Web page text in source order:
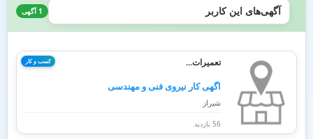
آگهی‌های این کاربر 1 آگهی
کسب و کار تعمیرات...
اگهی کار نیروی فنی و مهندسی
شیراز
56 بازدید